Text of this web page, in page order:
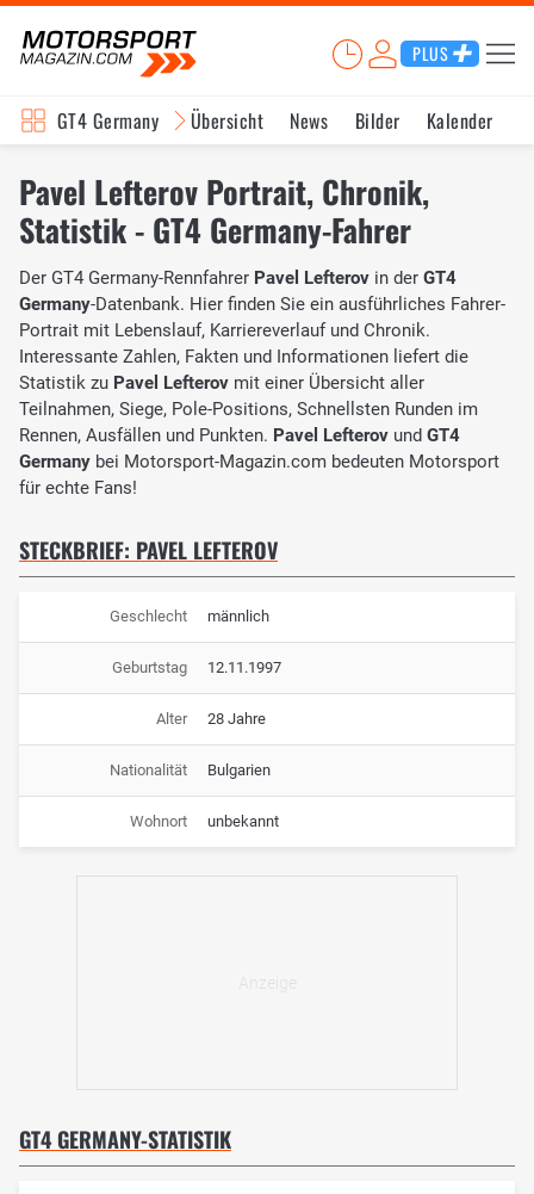
PLUS
GT4 Germany Übersicht News Bilder Kalender
Pavel Lefterov Portrait, Chronik,
Statistik - GT4 Germany-Fahrer
Der GT4 Germany-Rennfahrer Pavel Lefterov in der GT4
Germany-Datenbank. Hier finden Sie ein ausführliches Fahrer-
Portrait mit Lebenslauf, Karriereverlauf und Chronik.
Interessante Zahlen, Fakten und Informationen liefert die
Statistik zu Pavel Lefterov mit einer Übersicht aller
Teilnahmen, Siege, Pole-Positions, Schnellsten Runden im
Rennen, Ausfällen und Punkten. Pavel Lefterov und GT4
Germany bei Motorsport-Magazin.com bedeuten Motorsport
für echte Fans!
STECKBRIEF: PAVEL LEFTEROV
Geschlecht männlich
Geburtstag 12.11.1997
Alter 28 Jahre
Nationalität Bulgarien
Wohnort unbekannt
GT4 GERMANY-STATISTIK